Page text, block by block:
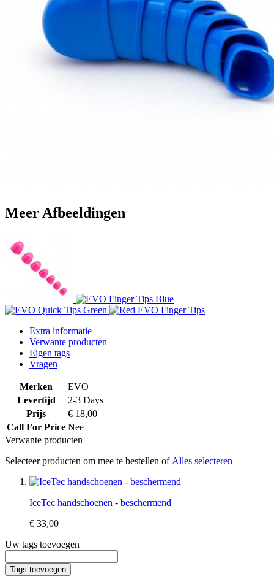
Meer Afbeeldingen
Extra informatie
Verwante producten
Eigen tags
Vragen
Merken
EVO
Levertijd
2-3 Days
Prijs
€ 18,00
Call For Price Nee
Verwante producten
Selecteer producten om mee te bestellen of Alles selecteren
IceTec handschoenen - beschermend
€ 33,00
Uw tags toevoegen
Tags toevoegen